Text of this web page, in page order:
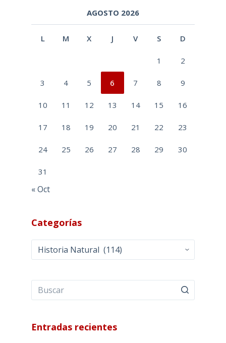
AGOSTO 2026
L M X J V S D
1 2
3 4 5 6 7 8 9
10 11 12 13 14 15 16
17 18 19 20 21 22 23
24 25 26 27 28 29 30
31
« Oct
Categorías
Categorías
Entradas recientes